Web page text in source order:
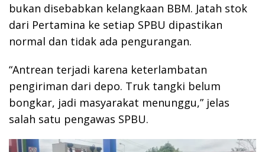
bukan disebabkan kelangkaan BBM. Jatah stok
dari Pertamina ke setiap SPBU dipastikan
normal dan tidak ada pengurangan.
“Antrean terjadi karena keterlambatan
pengiriman dari depo. Truk tangki belum
bongkar, jadi masyarakat menunggu,” jelas
salah satu pengawas SPBU.